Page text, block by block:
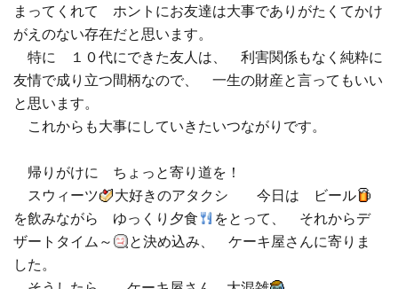
まってくれて ホントにお友達は大事でありがたくてかけ
がえのない存在だと思います。
特に １０代にできた友人は、 利害関係もなく純粋に
友情で成り立つ間柄なので、 一生の財産と言ってもいい
と思います。
これからも大事にしていきたいつながりです。
帰りがけに ちょっと寄り道を！
スウィーツ
大好きのアタクシ 今日は ビール
を飲みながら ゆっくり夕食
をとって、 それからデ
ザートタイム～
と決め込み、 ケーキ屋さんに寄りま
した。